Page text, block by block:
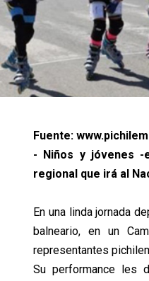
Fuente:
- Niños y jóvenes -
regional que irá al
En una linda jornada
balneario, en un
representantes
Su performance les